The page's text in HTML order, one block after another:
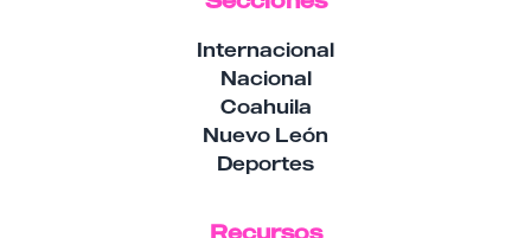
Internacional
Nacional
Coahuila
Nuevo León
Deportes
Recursos